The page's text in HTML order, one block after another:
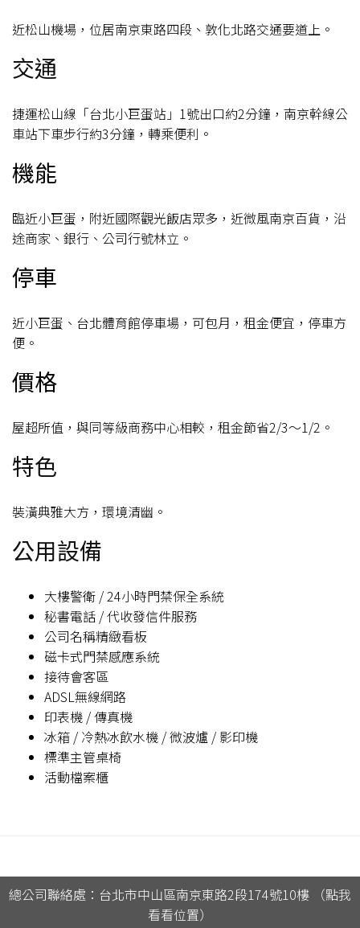
近松山機場，位居南京東路四段、敦化北路交通要道上。
交通
捷運松山線「台北小巨蛋站」1號出口約2分鐘，南京幹線公
車站下車步行約3分鐘，轉乘便利。
機能
臨近小巨蛋，附近國際觀光飯店眾多，近微風南京百貨，沿
途商家、銀行、公司行號林立。
停車
近小巨蛋、台北體育館停車場，可包月，租金便宜，停車方
便。
價格
屋超所值，與同等級商務中心相較，租金節省2/3～1/2。
特色
裝潢典雅大方，環境清幽。
公用設備
大樓警衛 / 24小時門禁保全系統
秘書電話 / 代收發信件服務
公司名稱精緻看板
磁卡式門禁感應系統
接待會客區
ADSL無線網路
印表機 / 傳真機
冰箱 / 冷熱冰飲水機 / 微波爐 / 影印機
標準主管桌椅
活動檔案櫃
總公司聯絡處：台北市中山區南京東路2段174號10樓 （點我
看看位置）